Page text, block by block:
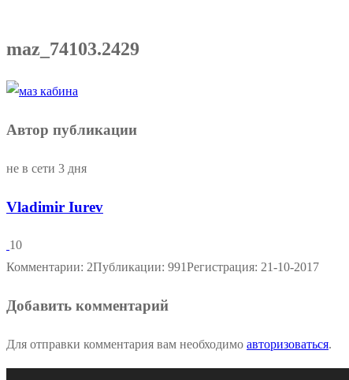
maz_74103.2429
Автор публикации
не в сети 3 дня
Vladimir Iurev
10
Комментарии: 2Публикации: 991Регистрация: 21-10-2017
Добавить комментарий
Для отправки комментария вам необходимо авторизоваться.